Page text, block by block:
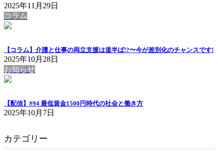
2025年11月29日
コラム
【コラム】介護と仕事の両立支援は道半ば!?〜今が差別化のチャンスです!
2025年10月28日
お知らせ
【配信】#94 最低賃金1500円時代の社会と働き方
2025年10月7日
カテゴリー